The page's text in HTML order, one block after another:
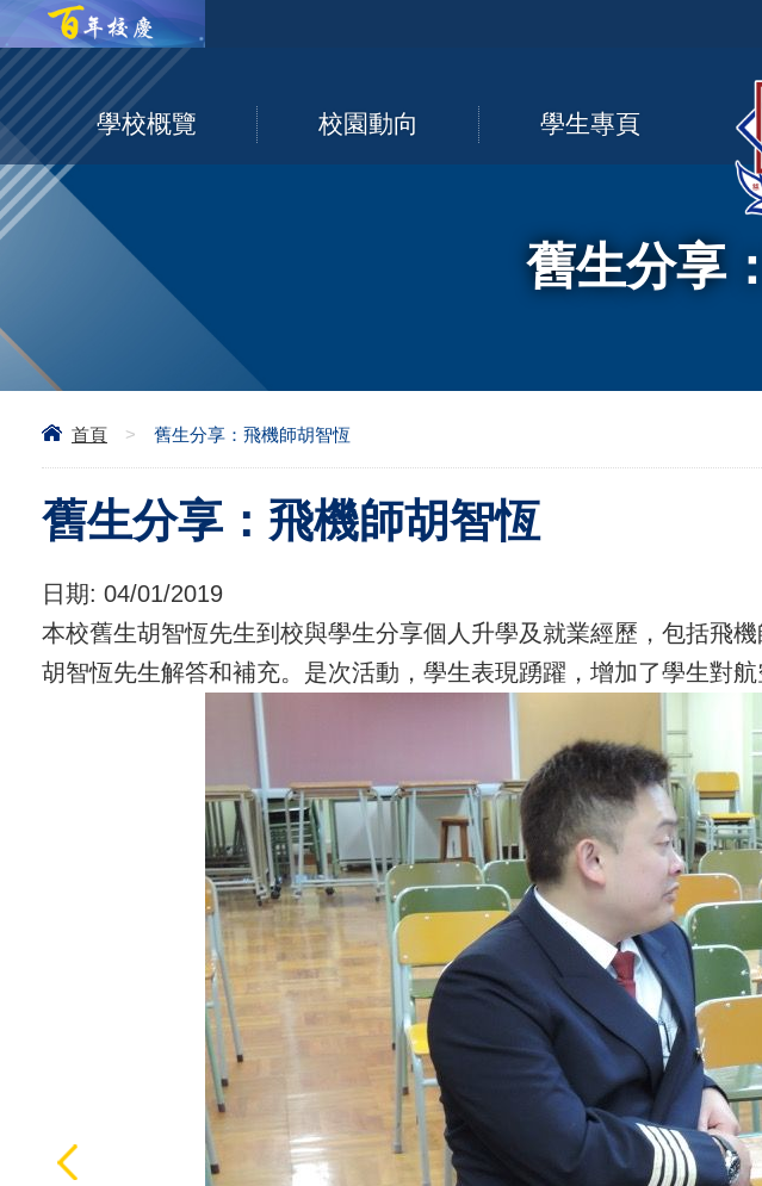
學校概覽 校園動向 學生專頁
舊生分享
首頁 > 舊生分享：飛機師胡智恆
舊生分享：飛機師胡智恆
日期: 04/01/2019
本校舊生胡智恆先生到校與學生分享個人升學及就業經歷，包括飛
胡智恆先生解答和補充。是次活動，學生表現踴躍，增加了學生對航